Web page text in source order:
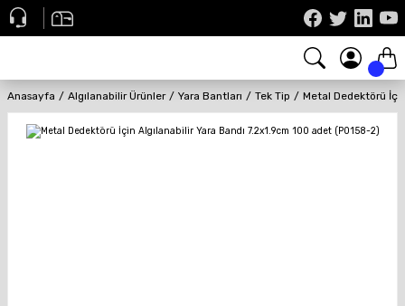
Anasayfa Algılanabilir Ürünler Yara Bantları Tek Tip Metal Dedektörü